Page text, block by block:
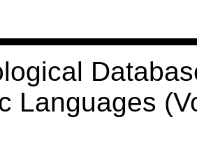
Languages